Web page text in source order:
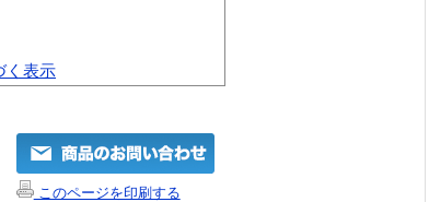
く表示
このページを印刷する